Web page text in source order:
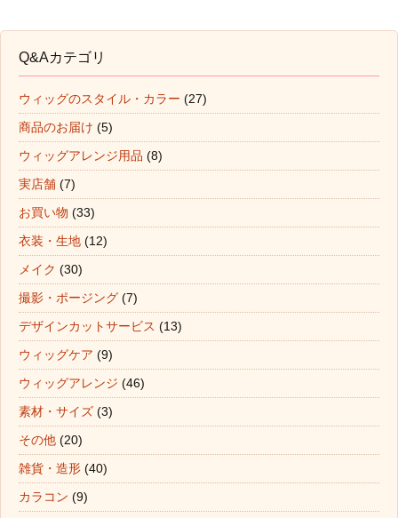
Q&Aカテゴリ
ウィッグのスタイル・カラー (27)
商品のお届け (5)
ウィッグアレンジ用品 (8)
実店舗 (7)
お買い物 (33)
衣装・生地 (12)
メイク (30)
撮影・ポージング (7)
デザインカットサービス (13)
ウィッグケア (9)
ウィッグアレンジ (46)
素材・サイズ (3)
その他 (20)
雑貨・造形 (40)
カラコン (9)